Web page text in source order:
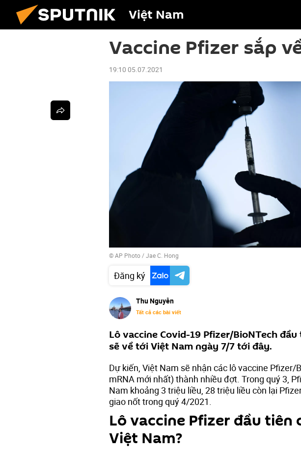
Việt Nam
Vaccine Pfizer sắp
19:10 05.07.2021
© AP Photo / Jae C. Hong
Đăng ký
Thu Nguyễn
Tất cả các bài viết
Lô vaccine Covid-19 Pfizer/BioNTech
sẽ về tới Việt Nam ngày 7/7 tới đây.
Dự kiến, Việt Nam sẽ nhận các lô vaccine Pfizer/
mRNA mới nhất) thành nhiều đợt. Trong quý 3,
Nam khoảng 3 triệu liều, 28 triệu liều còn lại
giao nốt trong quý 4/2021.
Lô vaccine Pfizer đầu tiên
Việt Nam?